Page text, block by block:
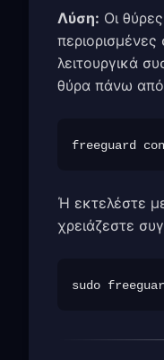
Λύση: Οι
λειτουργικά
θύρα πάνω
Ή εκτελέστε
χρειάζεστε